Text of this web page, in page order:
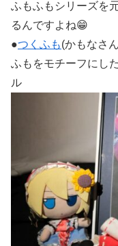
ふもふもシリーズを
るんですよね😁
●つくふも(かもなさ
ふもをモチーフにし
ル